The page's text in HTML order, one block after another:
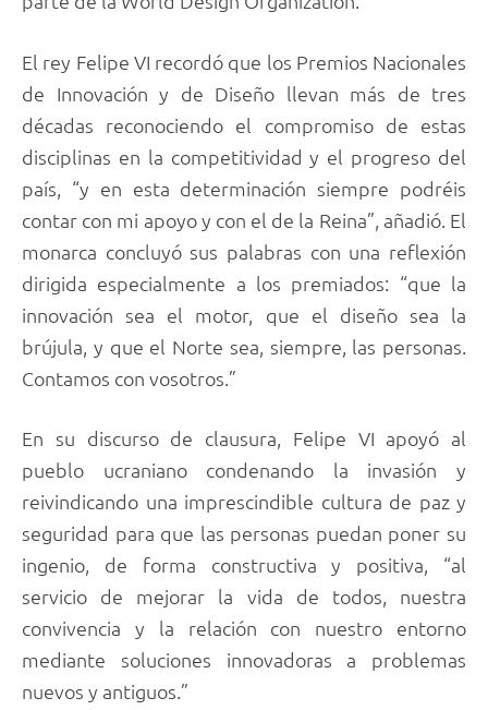
El rey Felipe VI recordó que los Premios Nacionales
de Innovación y de Diseño llevan más de tres
décadas reconociendo el compromiso de estas
disciplinas en la competitividad y el progreso del
país, “y en esta determinación siempre podréis
contar con mi apoyo y con el de la Reina”, añadió. El
monarca concluyó sus palabras con una reflexión
dirigida especialmente a los premiados: “que la
innovación sea el motor, que el diseño sea la
brújula, y que el Norte sea, siempre, las personas.
Contamos con vosotros.”
En su discurso de clausura, Felipe VI apoyó al
pueblo ucraniano condenando la invasión y
reivindicando una imprescindible cultura de paz y
seguridad para que las personas puedan poner su
ingenio, de forma constructiva y positiva, “al
servicio de mejorar la vida de todos, nuestra
convivencia y la relación con nuestro entorno
mediante soluciones innovadoras a problemas
nuevos y antiguos.”